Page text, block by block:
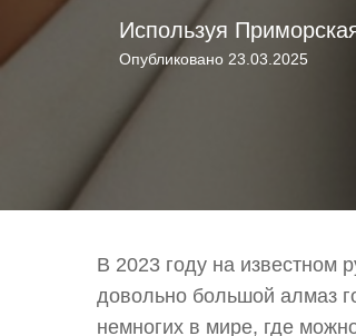
Используя
Опубликовано 23.03.2025
В 2023 году на известном
довольно большой алмаз
немногих в мире, где